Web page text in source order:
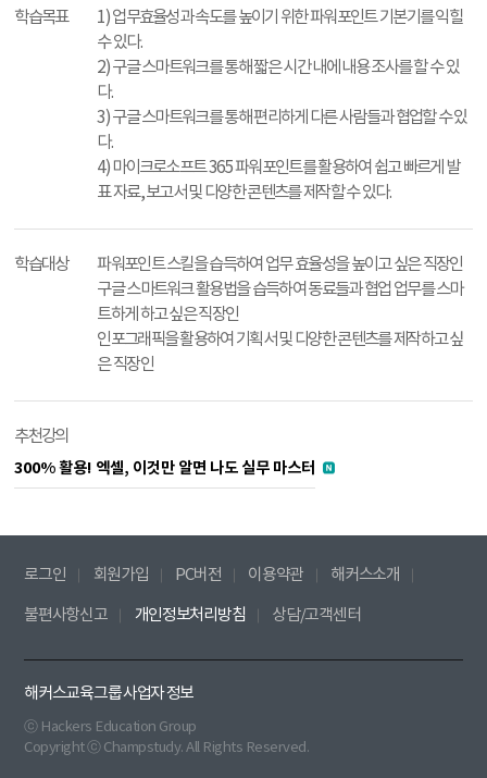
학습목표
1) 업무효율성과 속도를 높이기 위한 파워포인트 기본기를 익힐
수 있다.
2) 구글 스마트워크를 통해 짧은 시간 내에 내용 조사를 할 수 있
다.
3) 구글 스마트워크를 통해 편리하게 다른 사람들과 협업할 수 있
다.
4) 마이크로소프트 365 파워포인트를 활용하여 쉽고 빠르게 발
표 자료, 보고서 및 다양한 콘텐츠를 제작할 수 있다.
학습대상
파워포인트 스킬을 습득하여 업무 효율성을 높이고 싶은 직장인
구글 스마트워크 활용법을 습득하여 동료들과 협업 업무를 스마
트하게 하고 싶은 직장인
인포그래픽을 활용하여 기획서 및 다양한 콘텐츠를 제작하고 싶
은 직장인
추천강의
300% 활용! 엑셀, 이것만 알면 나도 실무 마스터
로그인 회원가입 PC버전 이용약관 해커스소개
불편사항신고 개인정보처리방침 상담/고객센터
해커스교육그룹 사업자 정보
ⓒ Hackers Education Group
Copyright ⓒ Champstudy. All Rights Reserved.